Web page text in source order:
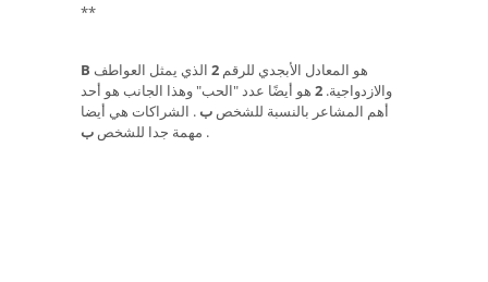
**
B هو المعادل الأبجدي للرقم 2 الذي يمثل العواطف
والازدواجية. 2 هو أيضًا عدد "الحب" وهذا الجانب هو أحد
أهم المشاعر بالنسبة للشخص ب . الشراكات هي أيضا
مهمة جدا للشخص ب .